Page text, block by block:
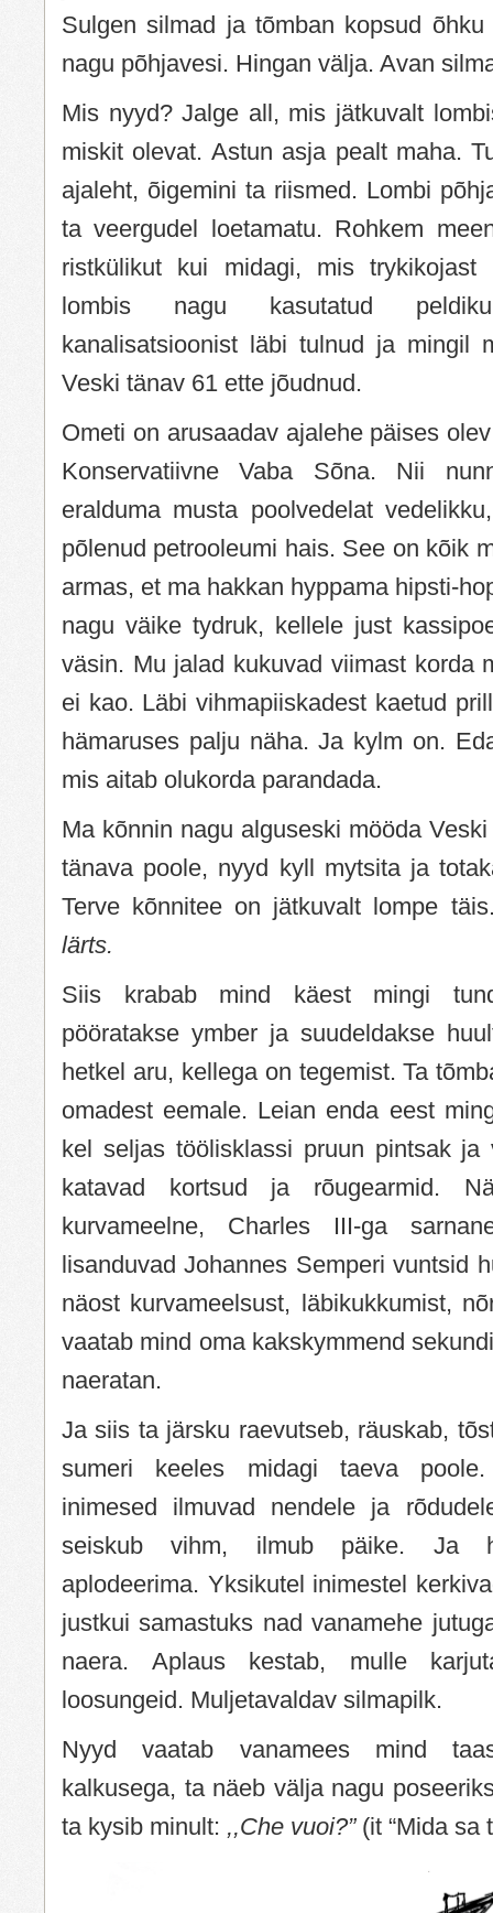
Sulgen silmad ja tõmban kopsud
nagu põhjavesi. Hingan välja. Avan
Mis nyyd? Jalge all, mis jätkuvalt
miskit olevat. Astun asja pealt maha.
ajaleht, õigemini ta riismed. Lombi
ta veergudel loetamatu. Rohkem
ristkülikut kui midagi, mis
lombis nagu kasutatud
kanalisatsioonist läbi tulnud ja mingil
Veski tänav 61 ette jõudnud.
Ometi on arusaadav ajalehe päises
Konservatiivne Vaba Sõna. Nii
eralduma musta poolvedelat
põlenud petrooleumi hais. See on kõik
armas, et ma hakkan hyppama hipsti-
nagu väike tydruk, kellele just
väsin. Mu jalad kukuvad viimast korda
ei kao. Läbi vihmapiiskadest kaetud
hämaruses palju näha. Ja kylm on.
mis aitab olukorda parandada.
Ma kõnnin nagu alguseski mööda
tänava poole, nyyd kyll mytsita ja
Terve kõnnitee on jätkuvalt lompe
lärts.
Siis krabab mind käest mingi
pööratakse ymber ja suudeldakse
hetkel aru, kellega on tegemist. Ta
omadest eemale. Leian enda eest
kel seljas töölisklassi pruun pintsak ja
katavad kortsud ja rõugearmid.
kurvameelne, Charles III-ga
lisanduvad Johannes Semperi vuntsid
näost kurvameelsust, läbikukkumist,
vaatab mind oma kakskymmend
naeratan.
Ja siis ta järsku raevutseb, räuskab,
sumeri keeles midagi taeva
inimesed ilmuvad nendele ja
seiskub vihm, ilmub päike. Ja
aplodeerima. Yksikutel inimestel
justkui samastuks nad vanamehe
naera. Aplaus kestab, mulle
loosungeid. Muljetavaldav silmapilk.
Nyyd vaatab vanamees mind
kalkusega, ta näeb välja nagu
ta kysib minult: ,,Che vuoi?”(it “Mida sa